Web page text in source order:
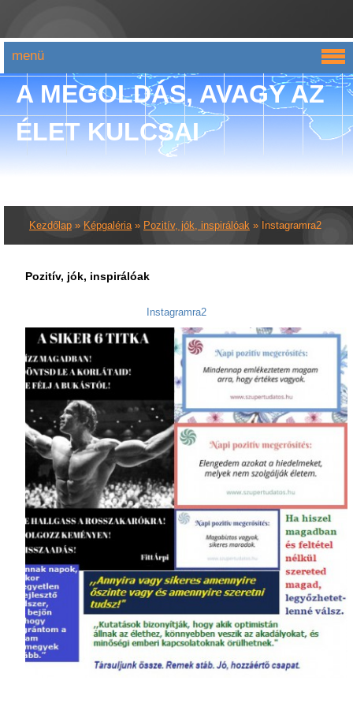
A MEGOLDÁS, AVAGY AZ
ÉLET KULCSAI
Kezdőlap » Képgaléria» Pozitív, jók, inspirálóak » Instagramra2
Pozitív, jók, inspirálóak
Instagramra2
menü